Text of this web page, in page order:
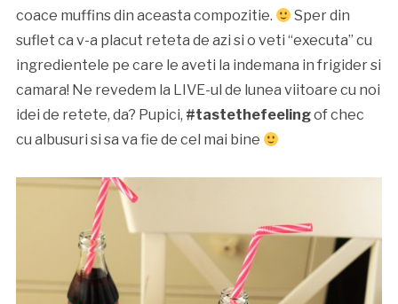
coace muffins din aceasta compozitie.
Sper din
suflet ca v-a placut reteta de azi si o veti “executa” cu
ingredientele pe care le aveti la indemana in frigider si
camara! Ne revedem la LIVE-ul de lunea viitoare cu noi
idei de retete, da? Pupici, #tastethefeelingof chec
cu albusuri si sa va fie de cel mai bine